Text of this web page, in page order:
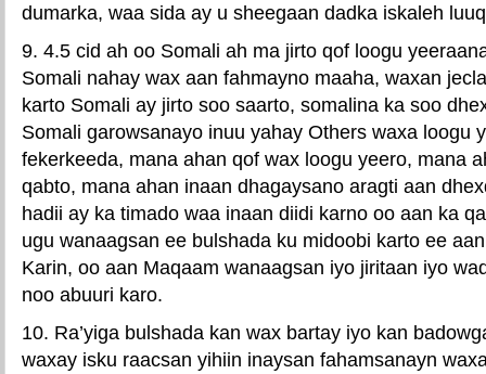
dumarka, waa sida ay u sheegaan dadka iskaleh
9. 4.5 cid ah oo Somali ah ma jirto qof loogu
Somali nahay wax aan fahmayno maaha, waxan
karto Somali ay jirto soo saarto, somalina ka soo
Somali garowsanayo inuu yahay Others waxa loogu
fekerkeeda, mana ahan qof wax loogu yeero, mana
qabto, mana ahan inaan dhagaysano aragti aan
hadii ay ka timado waa inaan diidi karno oo aan ka
ugu wanaagsan ee bulshada ku midoobi karto ee
Karin, oo aan Maqaam wanaagsan iyo jiritaan iyo
noo abuuri karo.
10. Ra’yiga bulshada kan wax bartay iyo kan
waxay isku raacsan yihiin inaysan fahamsanayn